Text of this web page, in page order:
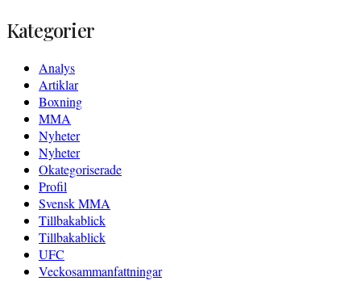
Kategorier
Analys
Artiklar
Boxning
MMA
Nyheter
Nyheter
Okategoriserade
Profil
Svensk MMA
Tillbakablick
Tillbakablick
UFC
Veckosammanfattningar